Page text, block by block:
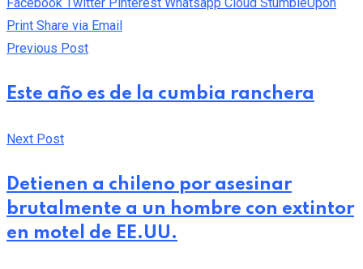
Print Share via Email
Previous Post
Este año es de la cumbia ranchera
Next Post
Detienen a chileno por asesinar
brutalmente a un hombre con extintor
en motel de EE.UU.